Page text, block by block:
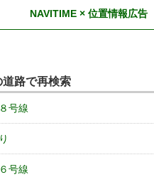
NAVITIME × 位置情報広告
道路で再検索
号線
号線